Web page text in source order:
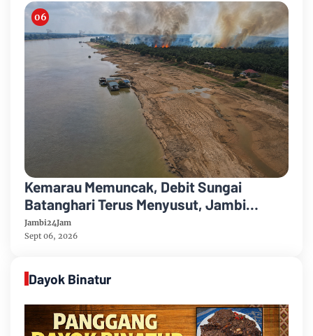
Kemarau Memuncak, Debit Sungai
Batanghari Terus Menyusut, Jambi
Hadapi Ancaman Krisis Air Bersih dan
Karhutla
Jambi24Jam
Sept 06, 2026
Dayok Binatur